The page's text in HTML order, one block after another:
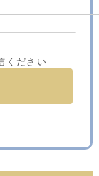
ください